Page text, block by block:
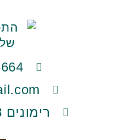
רימונים 8, קריית טבעון